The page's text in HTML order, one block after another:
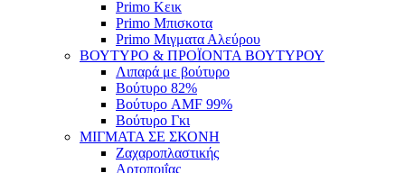
Primo Κεικ
Primo Μπισκοτα
Primo Μιγματα Αλεύρου
ΒΟΥΤΥΡΟ & ΠΡΟΪΟΝΤΑ ΒΟΥΤΥΡΟΥ
Λιπαρά με βούτυρο
Βούτυρο 82%
Βούτυρο AMF 99%
Βούτυρο Γκι
ΜΙΓΜΑΤΑ ΣΕ ΣΚΟΝΗ
Ζαχαροπλαστικής
Αρτοποιΐας